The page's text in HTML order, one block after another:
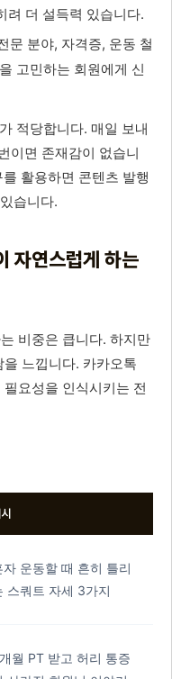
려 더 설득력 있습니다.
문 분야, 자격증, 운동 철
고민하는 회원에게 신
적당합니다. 매일 보내
이면 존재감이 없습니
활용하면 콘텐츠 발행
습니다.
자연스럽게 하는
비중은 큽니다. 하지만
느낍니다. 카카오톡
요성을 인식시키는 전
자 운동할 때 흔히 틀리
스쿼트 자세 3가지
월 PT 받고 허리 통증